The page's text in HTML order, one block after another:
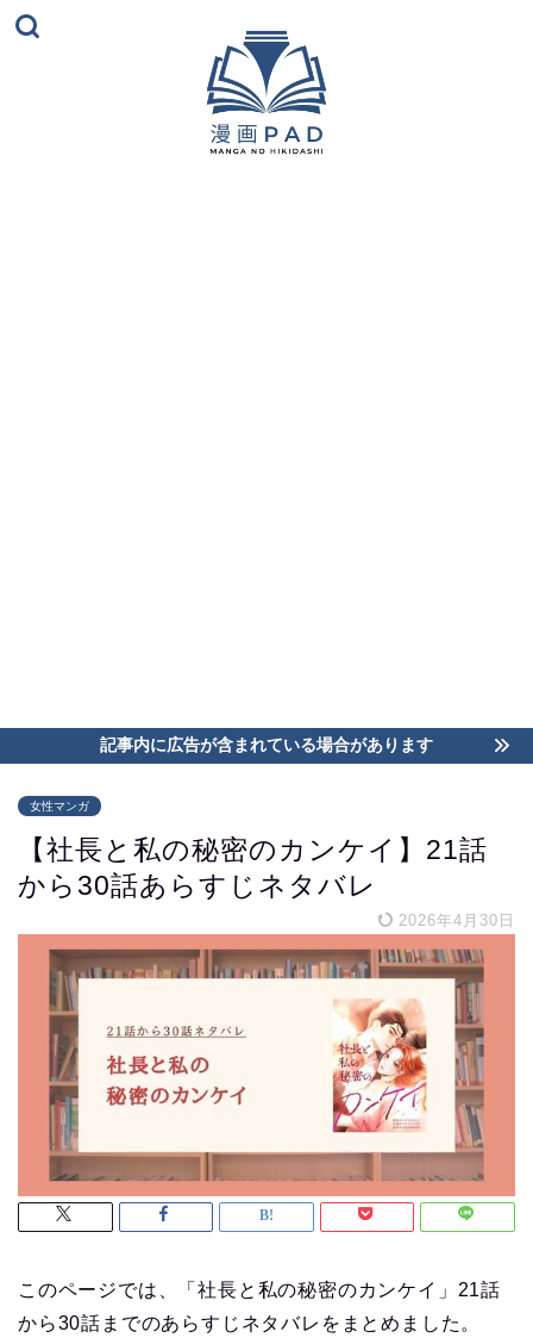
記事内に広告が含まれている場合があります
女性マンガ
【社長と私の秘密のカンケイ】21話
から30話あらすじネタバレ
2026年4月30日
このページでは、「社長と私の秘密のカンケイ」21話
から30話までのあらすじネタバレをまとめました。